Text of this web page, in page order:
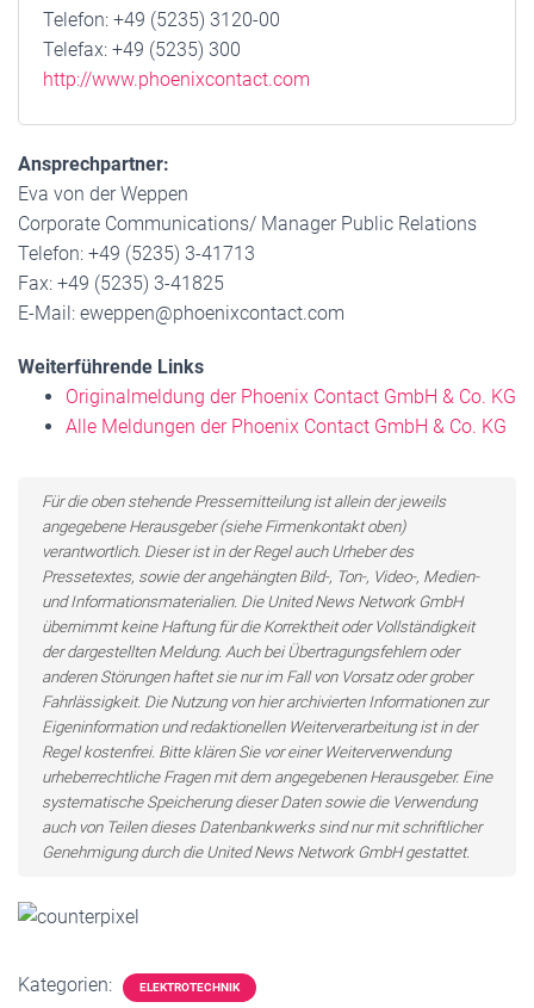
Telefon: +49 (5235) 3120-00
Telefax: +49 (5235) 300
http://www.phoenixcontact.com
Ansprechpartner:
Eva von der Weppen
Corporate Communications/ Manager Public Relations
Telefon: +49 (5235) 3-41713
Fax: +49 (5235) 3-41825
E-Mail: eweppen@phoenixcontact.com
Weiterführende Links
Originalmeldung der Phoenix Contact GmbH & Co. KG
Alle Meldungen der Phoenix Contact GmbH & Co. KG
Für die oben stehende Pressemitteilung ist allein der jeweils
angegebene Herausgeber (siehe Firmenkontakt oben)
verantwortlich. Dieser ist in der Regel auch Urheber des
Pressetextes, sowie der angehängten Bild-, Ton-, Video-, Medien-
und Informationsmaterialien. Die United News Network GmbH
übernimmt keine Haftung für die Korrektheit oder Vollständigkeit
der dargestellten Meldung. Auch bei Übertragungsfehlern oder
anderen Störungen haftet sie nur im Fall von Vorsatz oder grober
Fahrlässigkeit. Die Nutzung von hier archivierten Informationen zur
Eigeninformation und redaktionellen Weiterverarbeitung ist in der
Regel kostenfrei. Bitte klären Sie vor einer Weiterverwendung
urheberrechtliche Fragen mit dem angegebenen Herausgeber. Eine
systematische Speicherung dieser Daten sowie die Verwendung
auch von Teilen dieses Datenbankwerks sind nur mit schriftlicher
Genehmigung durch die United News Network GmbH gestattet.
Kategorien: ELEKTROTECHNIK